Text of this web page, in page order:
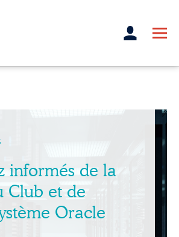
informés de la
Club et de
Oracle